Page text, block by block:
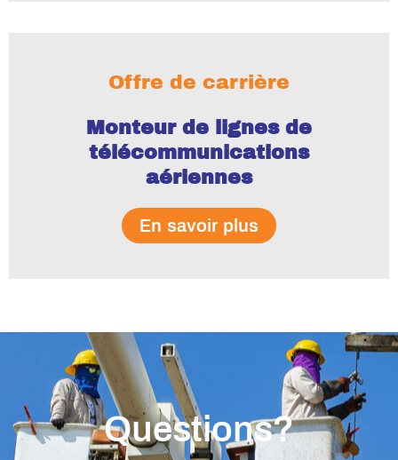
Offre de carrière
Monteur de lignes de
télécommunications
aériennes
En savoir plus
Questions?